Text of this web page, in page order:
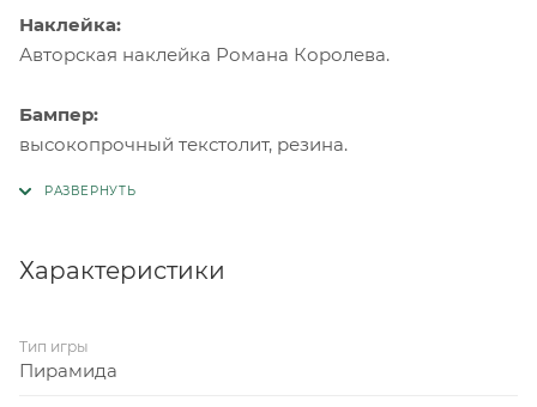
Наклейка:
Авторская наклейка Романа Королева.
Бампер:
высокопрочный текстолит, резина.
Характеристики
Тип игры
Пирамида